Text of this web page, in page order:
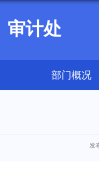
审计处
部门概况
发